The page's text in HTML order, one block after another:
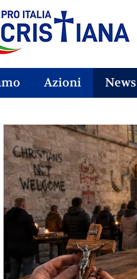
Azioni News